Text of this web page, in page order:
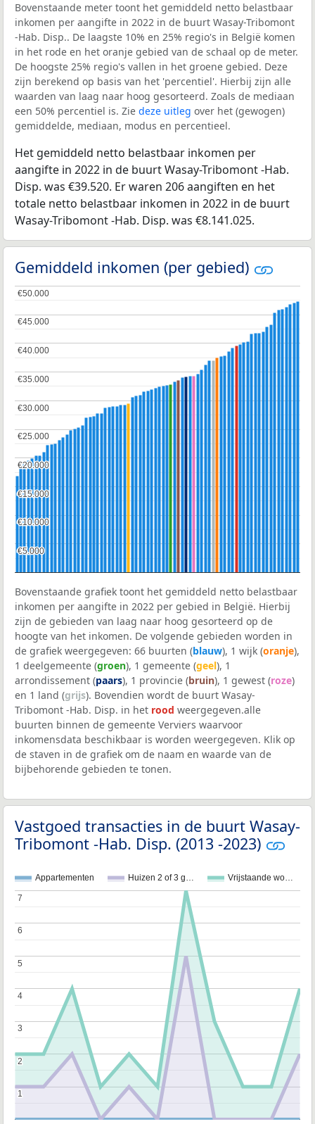
Bovenstaande meter toont het gemiddeld netto belastbaar
inkomen per aangifte in 2022 in de buurt Wasay-Tribomont
-Hab. Disp.. De laagste 10% en 25% regio's in België komen
in het rode en het oranje gebied van de schaal op de meter.
De hoogste 25% regio's vallen in het groene gebied. Deze
zijn berekend op basis van het 'percentiel'. Hierbij zijn alle
waarden van laag naar hoog gesorteerd. Zoals de mediaan
een 50% percentiel is. Zie deze uitleg over het (gewogen)
gemiddelde, mediaan, modus en percentieel.
Het gemiddeld netto belastbaar inkomen per
aangifte in 2022 in de buurt Wasay-Tribomont -Hab.
Disp. was €39.520. Er waren 206 aangiften en het
totale netto belastbaar inkomen in 2022 in de buurt
Wasay-Tribomont -Hab. Disp. was €8.141.025.
Gemiddeld inkomen (per gebied)
€5.000
€5.000
€10.000
€10.000
€15.000
€15.000
€20.000
€20.000
€25.000
€25.000
€30.000
€30.000
€35.000
€35.000
€40.000
€40.000
€45.000
€45.000
€50.000
€50.000
Bovenstaande grafiek toont het gemiddeld netto belastbaar
inkomen per aangifte in 2022 per gebied in België. Hierbij
zijn de gebieden van laag naar hoog gesorteerd op de
hoogte van het inkomen. De volgende gebieden worden in
de grafiek weergegeven: 66 buurten (blauw), 1 wijk (oranje),
1 deelgemeente (groen), 1 gemeente (geel), 1
arrondissement (paars), 1 provincie (bruin), 1 gewest (roze)
en 1 land (grijs). Bovendien wordt de buurt Wasay-
Tribomont -Hab. Disp. in het rood weergegeven.alle
buurten binnen de gemeente Verviers waarvoor
inkomensdata beschikbaar is worden weergegeven. Klik op
de staven in de grafiek om de naam en waarde van de
bijbehorende gebieden te tonen.
Vastgoed transacties in de buurt Wasay-
Tribomont -Hab. Disp. (2013 -2023)
Appartementen Huizen 2 of 3 g… Vrijstaande wo…
1
1
2
2
3
3
4
4
5
5
6
6
7
7